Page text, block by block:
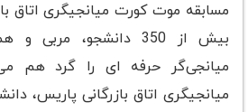
مسابقه موت کورت میانجیگری اتاق
میانجی‌گر حرفه ای را گرد هم
میانجیگری اتاق بازرگانی پاریس،